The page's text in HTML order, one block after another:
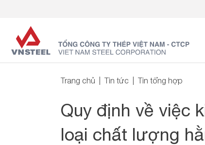
Trang chủ Tin tức Tin tổng hợp
Quy định về việc
loại chất lượng